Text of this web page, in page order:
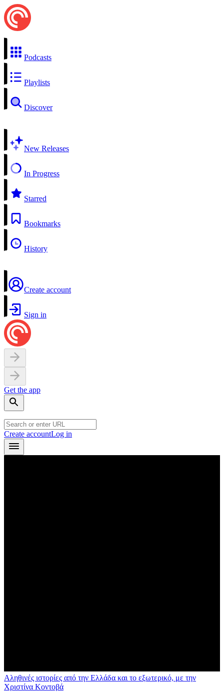
Podcasts
Playlists
Discover
New Releases
In Progress
Starred
Bookmarks
History
Create account
Sign in
Get the app
Create accountLog in
Αληθινές ιστορίες από την Ελλάδα και το εξωτερικό, με την
Χριστίνα Κοντοβά